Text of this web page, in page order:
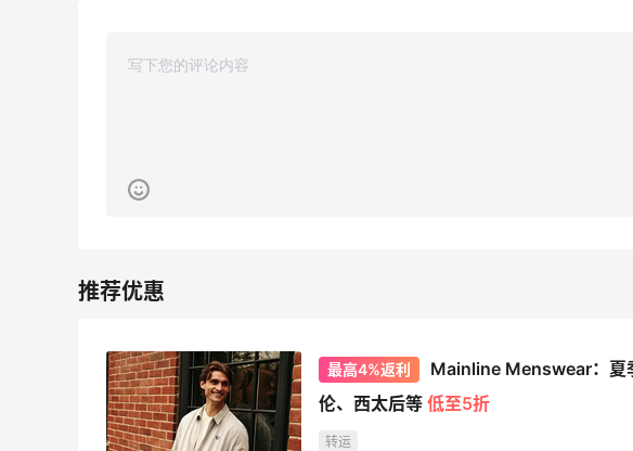
最高4%返利
Mainline Menswear：夏
伦、西太后等 低至5折
转运
FWRD美网2026黑五海淘活动什么时候
开始？